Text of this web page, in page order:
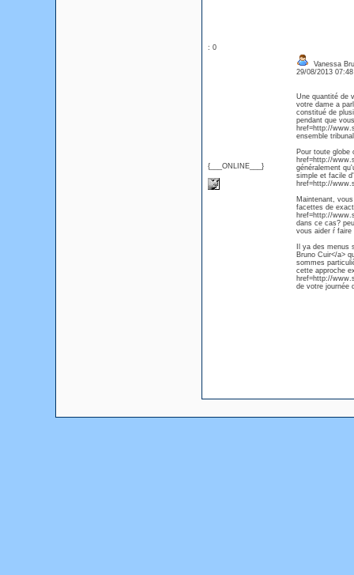
: 0
{___ONLINE___}
Vanessa
29/08/2013
Une quantité de
votre dame a
constitué de
pendant que
href=http://
ensemble
Pour toute globe
href=http://
généralement
simple et facile
href=http://
Maintenant,
facettes de
href=http://
dans ce cas?
vous aider ŕ faire
Il ya des menus
Bruno Cuir</a>
sommes
cette approche
href=http://
de votre journée